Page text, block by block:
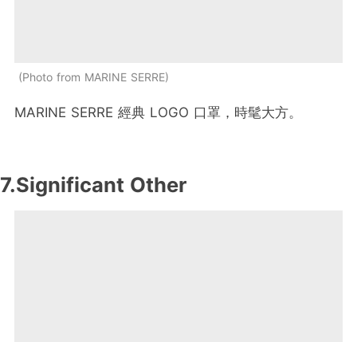
Photo from MARINE SERRE
MARINE SERRE 經典 LOGO 口罩，時髦大方。
7.Significant Other